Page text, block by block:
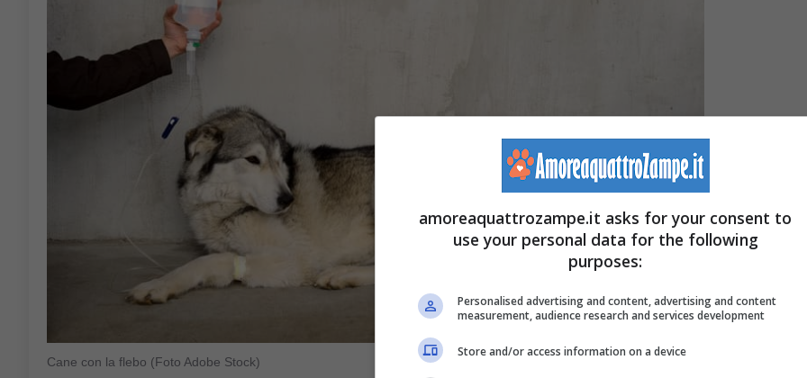
Cane con la flebo (Foto Adobe Stock)
amoreaquattrozampe.it asks for your consent to
use your personal data for the following
purposes:
Personalised advertising and content, advertising and content
measurement, audience research and services development
Store and/or access information on a device